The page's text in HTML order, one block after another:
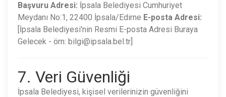
Başvuru Adresi: İpsala Belediyesi Cumhuriyet
Meydanı No:1, 22400 İpsala/Edirne E-posta Adresi:
[İpsala Belediyesi'nin Resmi E-posta Adresi Buraya
Gelecek - örn: bilgi@ipsala.bel.tr]
7. Veri Güvenliği
İpsala Belediyesi, kişisel verilerinizin güvenliğini